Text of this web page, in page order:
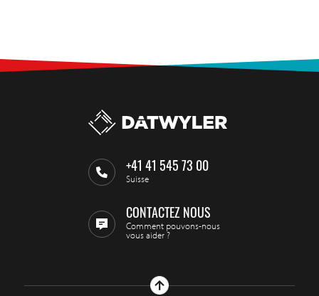
+41 41 545 73 00
Suisse
CONTACTEZ NOUS
Comment pouvons-nous
vous aider ?